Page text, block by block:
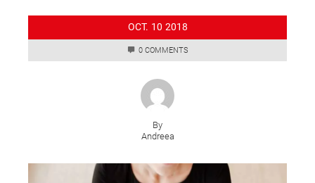
OCT. 10 2018
0 COMMENTS
By
Andreea